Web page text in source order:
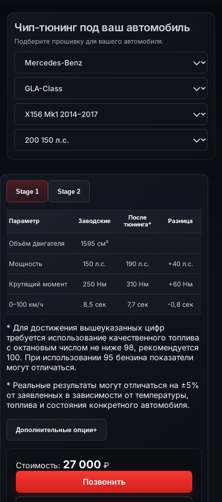
Чип-тюнинг под ваш автомобиль
Подберите прошивку для вашего автомобиля.
Марка
Модель
Поколение
Двигатель
Stage 1 Stage 2
Параметр Заводские
После
тюнинга*
Разница
Объём двигателя 1595 см³
Мощность 150 л.с. 190 л.с. +40 л.с.
Крутящий момент 250 Нм 310 Нм +60 Нм
0–100 км/ч 8,5 сек 7,7 сек -0,8 сек
* Для достижения вышеуказанных цифр
требуется использование качественного топлива
с октановым числом не ниже 98, рекомендуется
100. При использовании 95 бензина показатели
могут отличаться.
* Реальные результаты могут отличаться на ±5%
от заявленных в зависимости от температуры,
топлива и состояния конкретного автомобиля.
Дополнительные опции+
Стоимость: 27 000 ₽
Позвонить